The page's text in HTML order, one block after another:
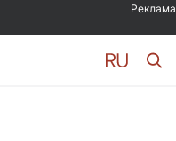
Реклама